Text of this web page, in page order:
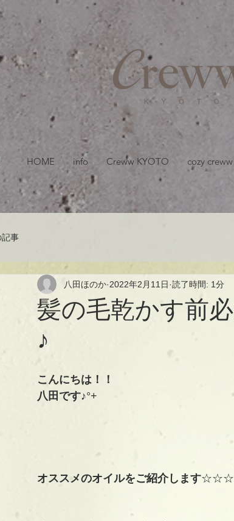
HOME info Creww KYOTO cozy creww
記事
髪の毛乾かす前
♪
八田ほのか 2022年2月11日 読了時間: 1分
こんにちは！！
八田です♪°+
オススメのオイルをご紹介します☆☆☆